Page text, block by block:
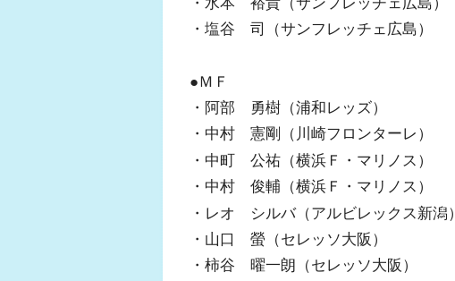
・塩谷 司（サンフレッチェ広島）
●ＭＦ
・阿部 勇樹（浦和レッズ）
・中村 憲剛（川崎フロンターレ）
・中町 公祐（横浜Ｆ・マリノス）
・中村 俊輔（横浜Ｆ・マリノス）
・レオ シルバ（アルビレックス新潟）
・山口 螢（セレッソ大阪）
・柿谷 曜一朗（セレッソ大阪）